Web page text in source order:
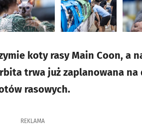
koty rasy Main Coon, a
trwa już zaplanowana
rasowych.
REKLAMA